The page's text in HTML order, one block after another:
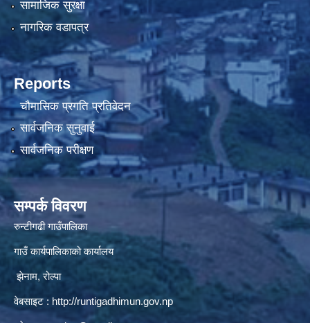
सामाजिक सुरक्षा
नागरिक वडापत्र
Reports
चौमासिक प्रगति प्रतिवेदन
सार्वजनिक सुनुवाई
सार्वजनिक परीक्षण
सम्पर्क विवरण
रुन्टीगढी गाउँपालिका
गाउँ कार्यपालिकाको कार्यालय
झेनाम, रोल्पा
वेबसाइट : http://runtigadhimun.gov.np